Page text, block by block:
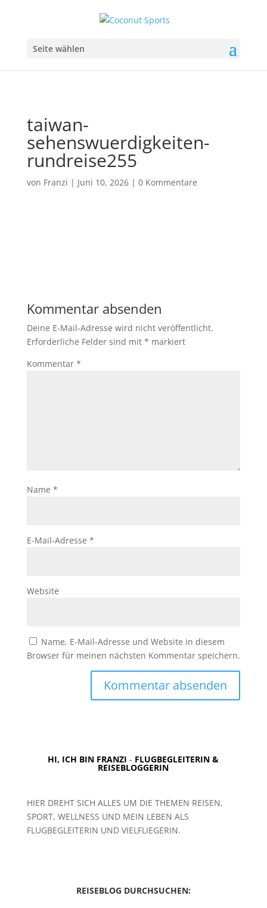
Seite wählen
taiwan-
sehenswuerdigkeiten-
rundreise255
von Franzi | Juni 10, 2026| 0 Kommentare
Kommentar absenden
Deine E-Mail-Adresse wird nicht veröffentlicht.
Erforderliche Felder sind mit * markiert
Kommentar *
Name *
E-Mail-Adresse *
Website
Name, E-Mail-Adresse und Website in diesem
Browser für meinen nächsten Kommentar speichern.
HI, ICH BIN FRANZI - FLUGBEGLEITERIN &
REISEBLOGGERIN
HIER DREHT SICH ALLES UM DIE THEMEN REISEN,
SPORT, WELLNESS UND MEIN LEBEN ALS
FLUGBEGLEITERIN UND VIELFLIEGERIN.
REISEBLOG DURCHSUCHEN: